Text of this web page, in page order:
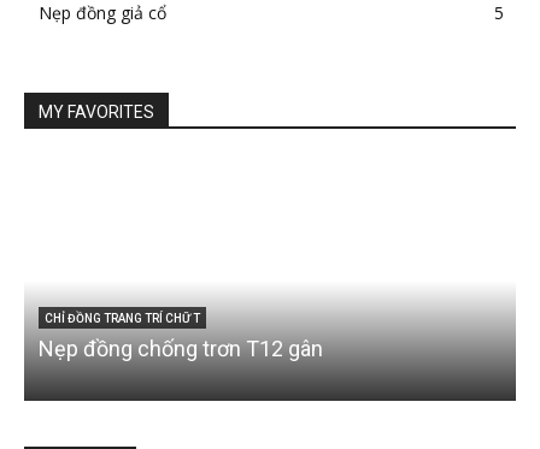
Nẹp đồng giả cổ
5
MY FAVORITES
CHỈ ĐỒNG TRANG TRÍ CHỮ T
Nẹp đồng chống trơn T12 gân